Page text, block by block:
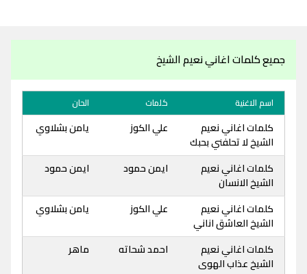
جميع كلمات اغاني نعيم الشيخ
اسم الاغنية كلمات الحان
كلمات اغاني نعيم
الشيخ لا تحلفني بحبك
علي الكوز يامن بشلاوي
كلمات اغاني نعيم
الشيخ الانسان
ايمن حمود ايمن حمود
كلمات اغاني نعيم
الشيخ العاشق اناني
علي الكوز يامن بشلاوي
كلمات اغاني نعيم
الشيخ عذاب الهوى
احمد شحاته ماهر